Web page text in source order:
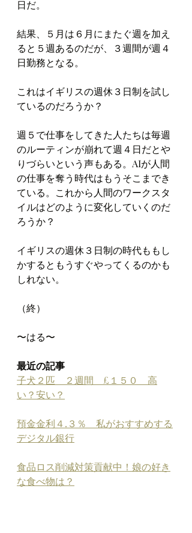
日だ。
結果、５月は６月にまたぐ週を加え
ると５週あるのだが、３週間が週４
日勤務となる。
これはイギリスの週休３日制を試し
ているのだろうか？
週５で仕事をしてきた人たちは毎週
のルーティンが崩れて週４日だとや
りづらいという声もある。AIが人間
の仕事を奪う時代はもうそこまでき
ている。これから人間のワークスタ
イルはどのように変化していくのだ
ろうか？
イギリスの週休３日制の時代ももし
かするともうすぐやってくるのかも
しれない。
（終）
〜はる〜
最近の記事
子犬２匹　２週間　£１５０　高
い？安い？
預金金利４.３％　私がおすすめする
デジタル銀行
食品ロス削減対策貢献中！娘の好き
な食べ物は？